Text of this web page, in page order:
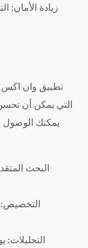
زيادة الأمان:
تطبيق وان اكس
التي يمكن أن
يمكنك الوصول
البحث